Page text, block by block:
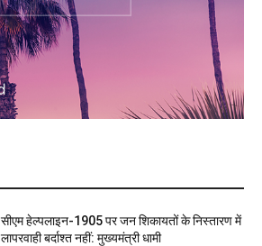
सीएम हेल्पलाइन-1905 पर जन शिकायतों के निस्तारण में
लापरवाही बर्दाश्त नहीं: मुख्यमंत्री धामी